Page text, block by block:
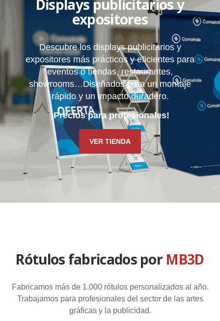
Displays publicitarios y
expositores
Descubre los displays publicitarios y
expositores más prácticos y eficientes para
eventos o tiendas, restaurantes,
showrooms…Diseñados para un montaje
rápido y un impacto duradero.
¡Precios para profesionales!
VER TIENDA
Rótulos fabricados porMB3D
Fabricamos más de 1.000 rótulos personalizados al año.
Trabajamos para profesionales del sector de las artes
gráficas y la publicidad.